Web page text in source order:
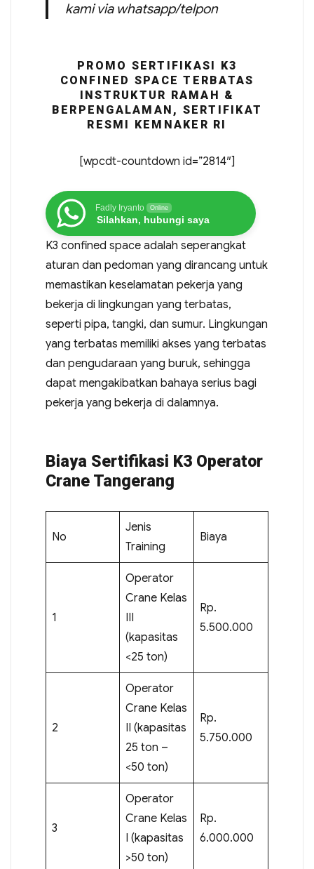
kami via whatsapp/telpon
PROMO SERTIFIKASI K3
CONFINED SPACE TERBATAS
INSTRUKTUR RAMAH &
BERPENGALAMAN, SERTIFIKAT
RESMI KEMNAKER RI
[wpcdt-countdown id=”2814″]
Fadly Iryanto Online
Silahkan, hubungi saya
K3 confined space adalah seperangkat
aturan dan pedoman yang dirancang untuk
memastikan keselamatan pekerja yang
bekerja di lingkungan yang terbatas,
seperti pipa, tangki, dan sumur. Lingkungan
yang terbatas memiliki akses yang terbatas
dan pengudaraan yang buruk, sehingga
dapat mengakibatkan bahaya serius bagi
pekerja yang bekerja di dalamnya.
Biaya Sertifikasi K3 Operator
Crane Tangerang
No
Jenis
Training
Biaya
1
Operator
Crane Kelas
III
(kapasitas
<25 ton)
Rp.
5.500.000
2
Operator
Crane Kelas
II (kapasitas
25 ton –
<50 ton)
Rp.
5.750.000
3
Operator
Crane Kelas
I (kapasitas
>50 ton)
Rp.
6.000.000